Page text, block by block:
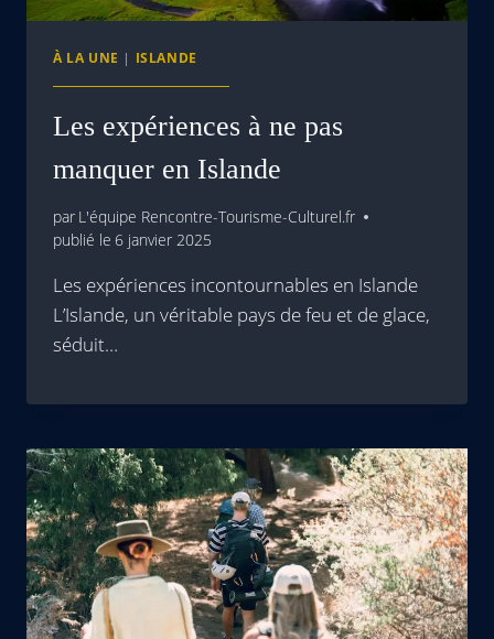
À LA UNE | ISLANDE
Les expériences à ne pas
manquer en Islande
par L'équipe Rencontre-Tourisme-Culturel.fr
publié le 6 janvier 2025
Les expériences incontournables en Islande
L’Islande, un véritable pays de feu et de glace,
séduit…